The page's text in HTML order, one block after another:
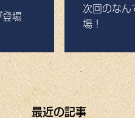
場
次回のなん
場！
最近の記事